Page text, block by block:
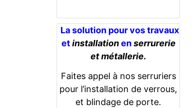
La solution pour vos travaux
etinstallationenserrurerie
et métallerie.
Faites appel à nos serruriers
pour l’installation de verrous,
et blindage de porte.